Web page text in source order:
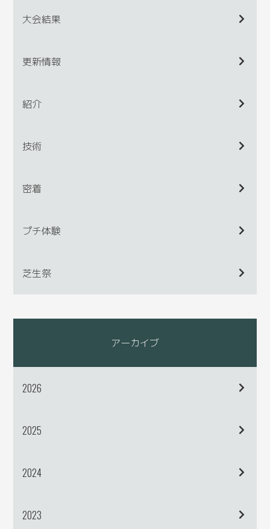
大会結果
更新情報
紹介
技術
密着
プチ体験
芝生祭
アーカイブ
2026
2025
2024
2023